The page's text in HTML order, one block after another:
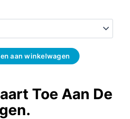
aan winkelwagen
Toe Aan De